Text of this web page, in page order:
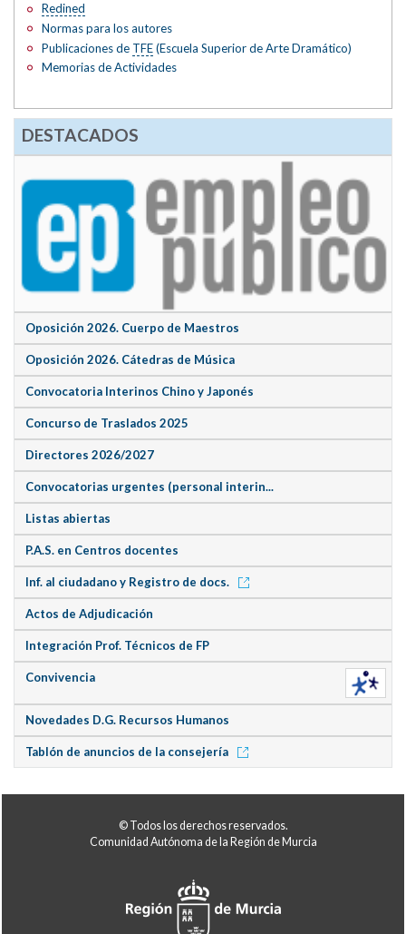
Redined
Normas para los autores
Publicaciones de TFE(Escuela Superior de Arte Dramático)
Memorias de Actividades
DESTACADOS
Oposición 2026. Cuerpo de Maestros
Oposición 2026. Cátedras de Música
Convocatoria Interinos Chino y Japonés
Concurso de Traslados 2025
Directores 2026/2027
Convocatorias urgentes (personal interin...
Listas abiertas
P.A.S. en Centros docentes
Inf. al ciudadano y Registro de docs.
Actos de Adjudicación
Integración Prof. Técnicos de FP
Convivencia
Novedades D.G. Recursos Humanos
Tablón de anuncios de la consejería
© Todos los derechos reservados.
Comunidad Autónoma de la Región de Murcia